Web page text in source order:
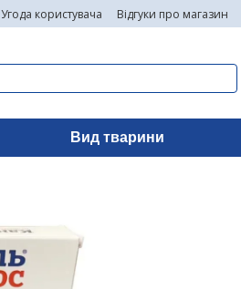
Угода користувача Відгуки про магазин
Вид тварини